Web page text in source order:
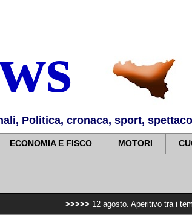
Politica, cronaca, sport,
ECONOMIA E FISCO MOTORI
12 agosto. Aperitivo tra i templi e